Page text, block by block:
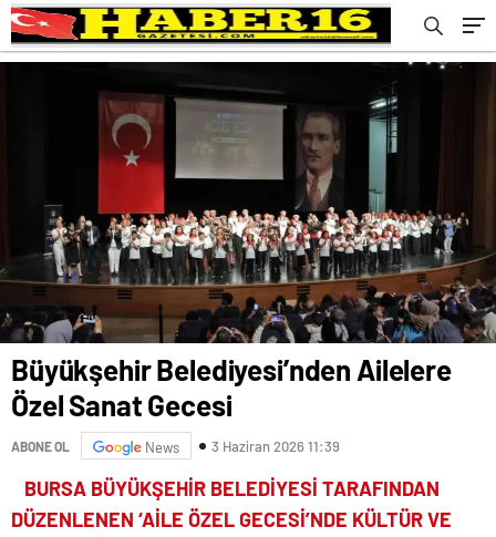
Büyükşehir Belediyesi’nden Ailelere
Özel Sanat Gecesi
ABONE OL News 3 Haziran 2026 11:39
BURSA BÜYÜKŞEHİR BELEDİYESİ TARAFINDAN
DÜZENLENEN ‘AİLE ÖZEL GECESİ’NDE KÜLTÜR VE